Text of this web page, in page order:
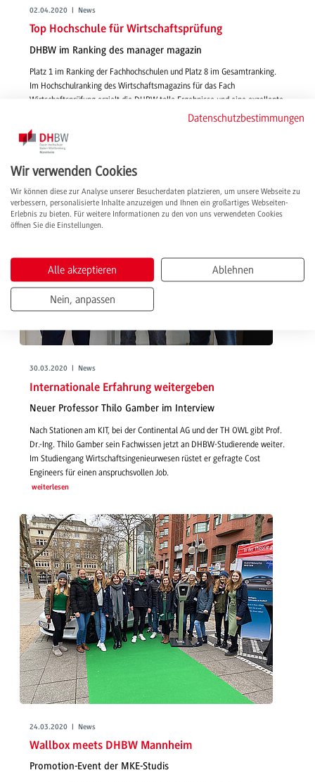
02.04.2020 | News
Top Hochschule für Wirtschaftsprüfung
DHBW im Ranking des manager magazin
Platz 1 im Ranking der Fachhochschulen und Platz 8 im Gesamtranking.
Im Hochschulranking des Wirtschaftsmagazins für das Fach
Wirtschaftsprüfung erzielt die DHBW tolle Ergebnisse und eine exzellente
weiterlesen
30.03.2020 | News
Internationale Erfahrung weitergeben
Neuer Professor Thilo Gamber im Interview
Nach Stationen am KIT, bei der Continental AG und der TH OWL gibt Prof.
Dr.-Ing. Thilo Gamber sein Fachwissen jetzt an DHBW-Studierende weiter.
Im Studiengang Wirtschaftsingenieurwesen rüstet er gefragte Cost
Engineers für einen anspruchsvollen Job.
weiterlesen
24.03.2020 | News
Wallbox meets DHBW Mannheim
Promotion-Event der MKE-Studis
Datenschutzbestimmungen
Wir verwenden Cookies
Wir können diese zur Analyse unserer Besucherdaten platzieren, um unsere Webseite zu
verbessern, personalisierte Inhalte anzuzeigen und Ihnen ein großartiges Webseiten-
Erlebnis zu bieten. Für weitere Informationen zu den von uns verwendeten Cookies
öffnen Sie die Einstellungen.
Alle akzeptieren Ablehnen
Nein, anpassen